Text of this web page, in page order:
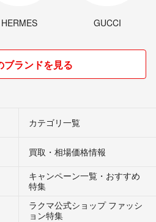
HERMES GUCCI
ブランドを見る
カテゴリ一覧
買取・相場価格情報
キャンペーン一覧・おすすめ
特集
ラクマ公式ショップ ファッシ
ョン特集